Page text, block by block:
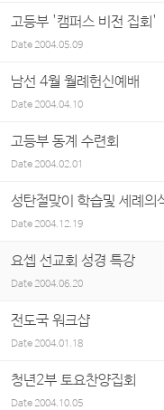
고등부 '캠퍼스 비전 집회'
Date2004.05.09
남선 4월 월례헌신예배
Date2004.04.10
고등부 동계 수련회
Date2004.02.01
성탄절맞이 학습및 세례의
Date2004.12.19
요셉 선교회 성경 특강
Date 2004.06.20
전도국 워크샵
Date2004.01.18
청년2부 토요찬양집회
Date2004.10.05